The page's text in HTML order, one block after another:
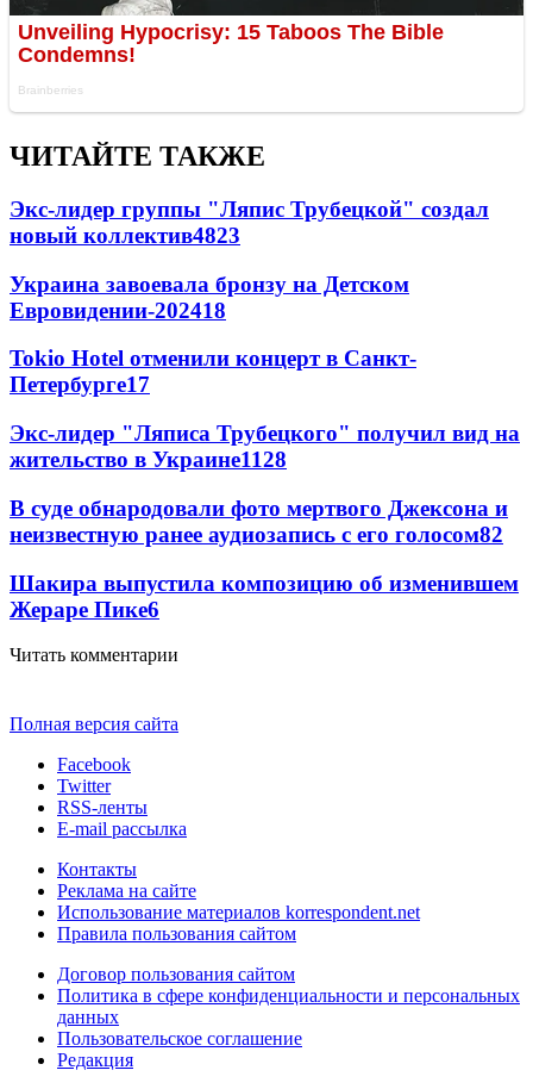
ЧИТАЙТЕ ТАКЖЕ
Экс-лидер группы "Ляпис Трубецкой" создал
новый коллектив4823
Украина завоевала бронзу на Детском
Евровидении-202418
Tokio Hotel отменили концерт в Санкт-
Петербурге17
Экс-лидер "Ляписа Трубецкого" получил вид на
жительство в Украине1128
В суде обнародовали фото мертвого Джексона и
неизвестную ранее аудиозапись с его голосом82
Шакира выпустила композицию об изменившем
Жераре Пике6
Читать комментарии
Полная версия сайта
Facebook
Twitter
RSS-ленты
E-mail рассылка
Контакты
Реклама на сайте
Использование материалов korrespondent.net
Правила пользования сайтом
Договор пользования сайтом
Политика в сфере конфиденциальности и персональных
данных
Пользовательское соглашение
Редакция